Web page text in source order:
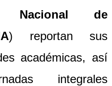
Nacional de
) reportan sus
académicas, así
integrales